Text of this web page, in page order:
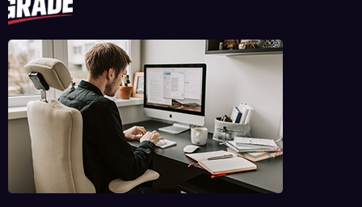
Portal de Notícias em BH, pronto para trazer os melhores eventos e
informações da cidade para vocês!
RECENTES
‘Filhos de Sangue e Osso’ ganha primeiro trailer
oficial
por Daniel Stone
29 de julho de 2026
‘Inevitável – A Festa’ agita o Expominas na próxima
semana com Bruno & Marrone, Enzo Rabelo e Dino